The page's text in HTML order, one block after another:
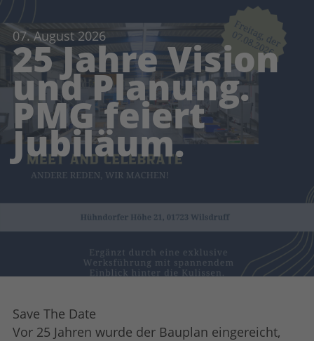
07. August 2026
25 Jahre Vision
und Planung.
PMG feiert
Jubiläum.
Save The Date
Vor 25 Jahren wurde der Bauplan eingereicht,